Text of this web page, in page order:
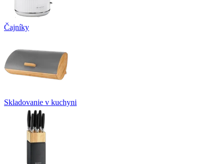
Čajníky
Skladovanie v kuchyni